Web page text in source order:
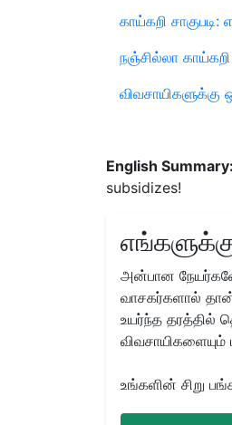
காய்கறி
நஞ்சில்லா
விவசாயிகளுக்கு
English Summary:
subsidizes!
அன்பான
வாசகர்களால் தான்
உயர்ந்த தரத்தில்
உங்களின் சிறு